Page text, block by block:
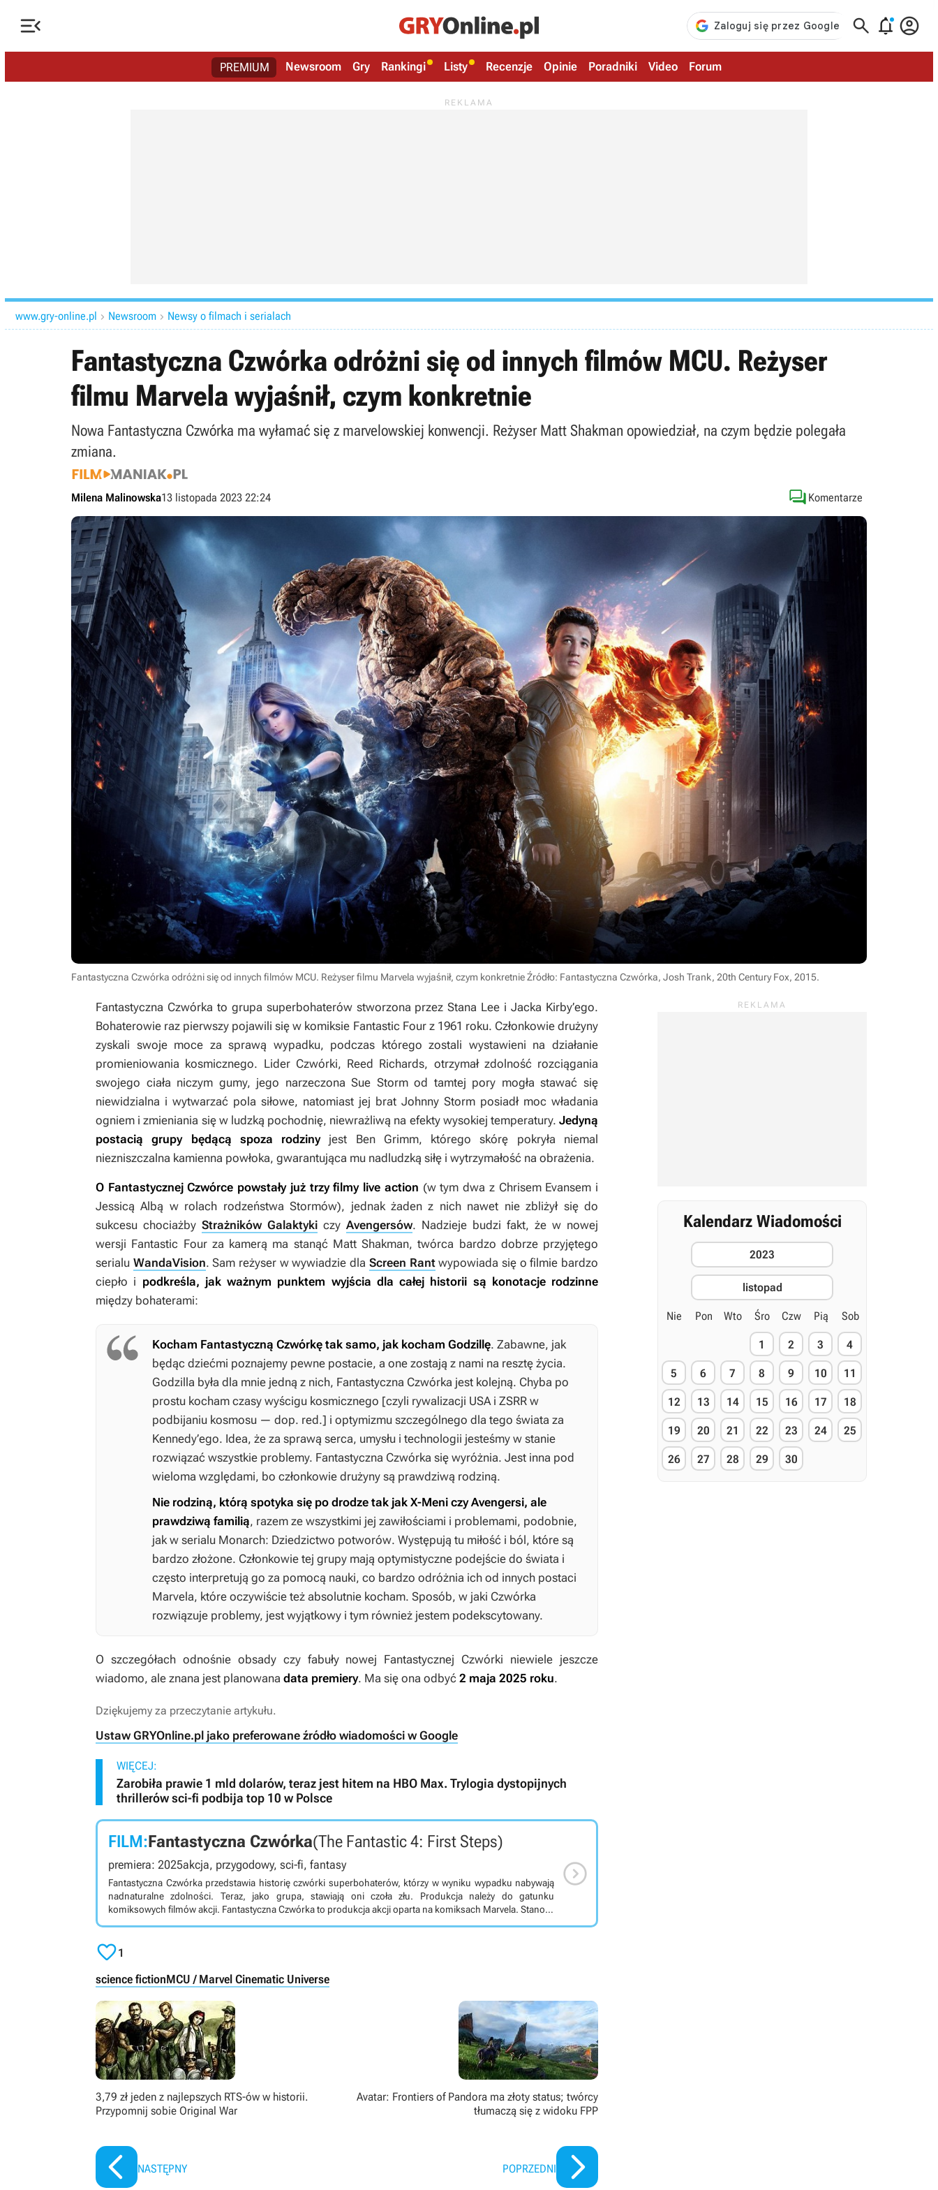
   
PREMIUM Newsroom Gry Rankingi Listy Recenzje Opinie Poradniki Video Forum
www.gry-online.pl  Newsroom  Newsy o filmach i serialach
Fantastyczna Czwórka odróżni się od innych filmów MCU. Reżyser
filmu Marvela wyjaśnił, czym konkretnie
Nowa Fantastyczna Czwórka ma wyłamać się z marvelowskiej konwencji. Reżyser Matt Shakman opowiedział, na czym będzie polegała
zmiana.
Milena Malinowska13 listopada 2023 22:24  Komentarze
Fantastyczna Czwórka odróżni się od innych filmów MCU. Reżyser filmu Marvela wyjaśnił, czym konkretnieŹródło: Fantastyczna Czwórka, Josh Trank, 20th Century Fox, 2015.
Fantastyczna Czwórka to grupa superbohaterów stworzona przez Stana Lee i Jacka Kirby’ego.
Bohaterowie raz pierwszy pojawili się w komiksie Fantastic Fourz 1961 roku. Członkowie drużyny
zyskali swoje moce za sprawą wypadku, podczas którego zostali wystawieni na działanie
promieniowania kosmicznego. Lider Czwórki, Reed Richards, otrzymał zdolność rozciągania
swojego ciała niczym gumy, jego narzeczona Sue Storm od tamtej pory mogła stawać się
niewidzialna i wytwarzać pola siłowe, natomiast jej brat Johnny Storm posiadł moc władania
ogniem i zmieniania się w ludzką pochodnię, niewrażliwą na efekty wysokiej temperatury. Jedyną
postacią grupy będącą spoza rodzinyjest Ben Grimm, którego skórę pokryła niemal
niezniszczalna kamienna powłoka, gwarantująca mu nadludzką siłę i wytrzymałość na obrażenia.
O Fantastycznej Czwórce powstały już trzy filmy live action (w tym dwa z Chrisem Evansem i
Jessicą Albą w rolach rodzeństwa Stormów), jednak żaden z nich nawet nie zbliżył się do
sukcesu chociażby Strażników Galaktyki czy Avengersów. Nadzieje budzi fakt, że w nowej
wersji Fantastic Fourza kamerą ma stanąć Matt Shakman, twórca bardzo dobrze przyjętego
serialu WandaVision. Sam reżyser w wywiadzie dla Screen Rantwypowiada się o filmie bardzo
ciepło i podkreśla, jak ważnym punktem wyjścia dla całej historii są konotacje rodzinne
między bohaterami:
Kocham Fantastyczną Czwórkę tak samo, jak kocham Godzillę. Zabawne, jak
będąc dziećmi poznajemy pewne postacie, a one zostają z nami na resztę życia.
Godzilla była dla mnie jedną z nich, Fantastyczna Czwórka jest kolejną. Chyba po
prostu kocham czasy wyścigu kosmicznego [czyli rywalizacji USA i ZSRR w
podbijaniu kosmosu — dop. red.] i optymizmu szczególnego dla tego świata za
Kennedy’ego. Idea, że za sprawą serca, umysłu i technologii jesteśmy w stanie
rozwiązać wszystkie problemy. Fantastyczna Czwórka się wyróżnia. Jest inna pod
wieloma względami, bo członkowie drużyny są prawdziwą rodziną.
Nie rodziną, którą spotyka się po drodze tak jak X-Meni czy Avengersi, ale
prawdziwą familią, razem ze wszystkimi jej zawiłościami i problemami, podobnie,
jak w serialu Monarch: Dziedzictwo potworów. Występują tu miłość i ból, które są
bardzo złożone. Członkowie tej grupy mają optymistyczne podejście do świata i
często interpretują go za pomocą nauki, co bardzo odróżnia ich od innych postaci
Marvela, które oczywiście też absolutnie kocham. Sposób, w jaki Czwórka
rozwiązuje problemy, jest wyjątkowy i tym również jestem podekscytowany.
O szczegółach odnośnie obsady czy fabuły nowej Fantastycznej Czwórki niewiele jeszcze
wiadomo, ale znana jest planowana data premiery. Ma się ona odbyć 2 maja 2025 roku.
Dziękujemy za przeczytanie artykułu.
Ustaw GRYOnline.pl jako preferowane źródło wiadomości w Google
WIĘCEJ:
Zarobiła prawie 1 mld dolarów, teraz jest hitem na HBO Max. Trylogia dystopijnych
thrillerów sci-fi podbija top 10 w Polsce
FILM:Fantastyczna Czwórka(The Fantastic 4: First Steps)
premiera: 2025akcja, przygodowy, sci-fi, fantasy
Fantastyczna Czwórka przedstawia historię czwórki superbohaterów, którzy w wyniku wypadku nabywają
nadnaturalne zdolności. Teraz, jako grupa, stawiają oni czoła złu. Produkcja należy do gatunku
komiksowych filmów akcji. Fantastyczna Czwórka to produkcja akcji oparta na komiksach Marvela. Stanowi
on 37 pełnoprawną odsłonę tzw. MCU (Marvel Cinematic Universe). Jej głównymi bohaterami jest czwórka
nieszczęśliwego zbiegu okoliczności nabywają oni supermoce. Reed potrafi rozciągać swoje ciało, Sue
znikać i korzystać z telekinezy, Johnny zamieniać w żywą pochodnię i korzystać z ognia, a Ben zamienia się
w silną i praktycznie niezniszczalną kupę kamieni. Wspólnie wykorzystują oni swoje zdolności to służby
ludzkości i walce ze złem.

1
science fictionMCU / Marvel Cinematic Universe
3,79 zł jeden z najlepszych RTS-ów w historii.
Przypomnij sobie Original War
NASTĘPNY
Avatar: Frontiers of Pandora ma złoty status; twórcy
tłumaczą się z widoku FPP
POPRZEDNI
Kalendarz Wiadomości
2023
listopad
Nie Pon Wto Śro Czw Pią Sob
1 2 3 4
5 6 7 8 9 10 11
12 13 14 15 16 17 18
19 20 21 22 23 24 25
26 27 28 29 30